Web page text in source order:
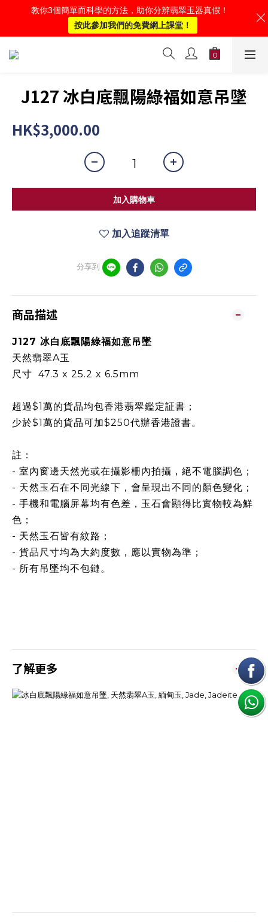
J127 冰白底飄陽綠福如意吊墜
HK$3,000.00
加入購物車
加入追蹤清單
分享到
商品描述
J127 冰白底飄陽綠福如意吊墜
天然翡翠A玉
尺寸 47.3 x 25.2 x 6.5mm
超過$1萬的貨品均包香港翡翠鑑定証書；
少於$1萬的貨品可加$250代辦香港證書。
註：
- 室內窗邊天然光或在攝影柵內拍攝，絕不電腦調色；
- 天然玉石在不同光線下，會呈現出不同的顏色變化；
- 手機和電腦屏幕均有色差，玉石會顯得比實物較為鮮
色；
- 天然玉石皆有紋路；
- 貨品尺寸均為大約度數，應以實物為準；
- 所有吊墜均不包鏈。
了解更多
教你3個簡單而科學的方法，助你分辨翡翠玉器真假！
按此參加我們的免費網上課堂！